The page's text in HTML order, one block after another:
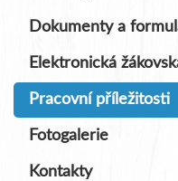
Dokumenty a
Elektronická
Pracovní příležitosti
Fotogalerie
Kontakty